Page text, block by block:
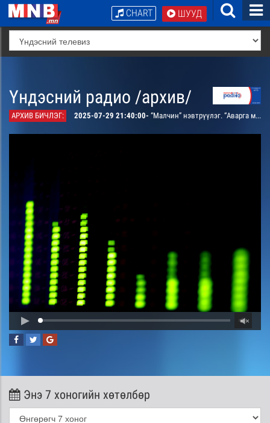
ШУУД
CHART
Үндэсний радио /архив/
АРХИВ БИЧЛЭГ: 2025-07-29 21:40:00- “Малчин” нэвтрүүлэг. “Аварга малчны нутгаас” Говь-Алтай аймгийн Бугат сумын харьяат, улсын аварга малчин Бямбаа оролцоно. /давтана/
Энэ 7 хоногийн хөтөлбөр